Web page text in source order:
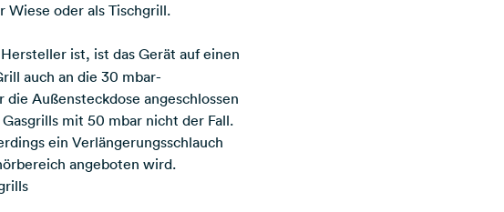
Wiese oder als Tischgrill.
ist, ist das Gerät auf einen
auch an die 30 mbar-
Außensteckdose angeschlossen
mit 50 mbar nicht der Fall.
ein Verlängerungsschlauch
angeboten wird.